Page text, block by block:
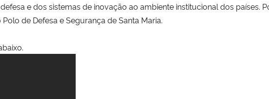
e dos sistemas de inovação ao ambiente institucional dos países.
de Defesa e Segurança de Santa Maria.